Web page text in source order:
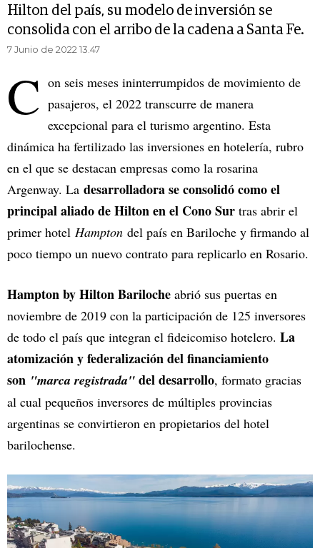
Hilton del país, su modelo de inversión se
consolida con el arribo de la cadena a Santa Fe.
7 Junio de 2022 13.47
C on seis meses ininterrumpidos de movimiento de
pasajeros, el 2022 transcurre de manera
excepcional para el turismo argentino. Esta
dinámica ha fertilizado las inversiones en hotelería, rubro
en el que se destacan empresas como la rosarina
Argenway. La desarrolladora se consolidó como el
principal aliado de Hilton en el Cono Sur tras abrir el
primer hotel Hampton del país en Bariloche y firmando al
poco tiempo un nuevo contrato para replicarlo en Rosario.
Hampton by Hilton Bariloche abrió sus puertas en
noviembre de 2019 con la participación de 125 inversores
de todo el país que integran el fideicomiso hotelero. La
atomización y federalización del financiamiento
son "marca registrada" del desarrollo, formato gracias
al cual pequeños inversores de múltiples provincias
argentinas se convirtieron en propietarios del hotel
barilochense.